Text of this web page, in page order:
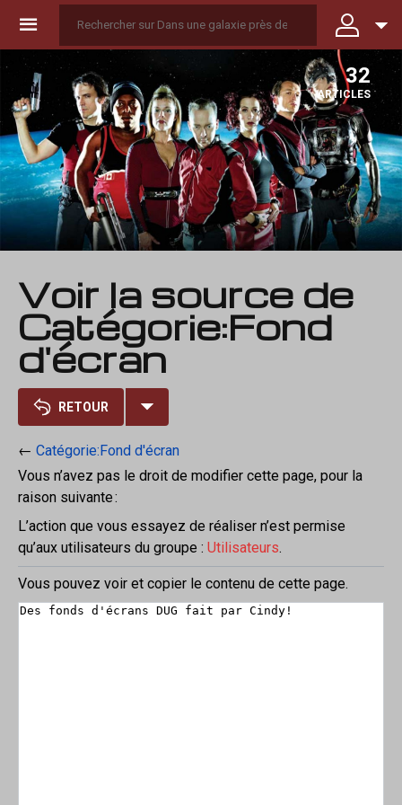
☰
32
ARTICLES
Voir la source de
Catégorie:Fond
d'écran
RETOUR
← Catégorie:Fond d'écran
Vous n’avez pas le droit de modifier cette page, pour la
raison suivante :
L’action que vous essayez de réaliser n’est permise
qu’aux utilisateurs du groupe : Utilisateurs.
Vous pouvez voir et copier le contenu de cette page.